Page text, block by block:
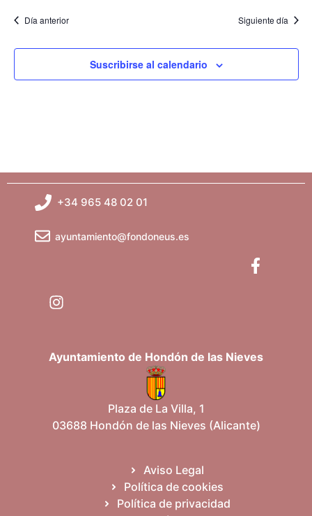
Día anterior Siguiente día
Suscribirse al calendario
+34 965 48 02 01
ayuntamiento@fondoneus.es
Ayuntamiento de Hondón de las Nieves
Plaza de La Villa, 1
03688 Hondón de las Nieves (Alicante)
Aviso Legal
Política de cookies
Política de privacidad